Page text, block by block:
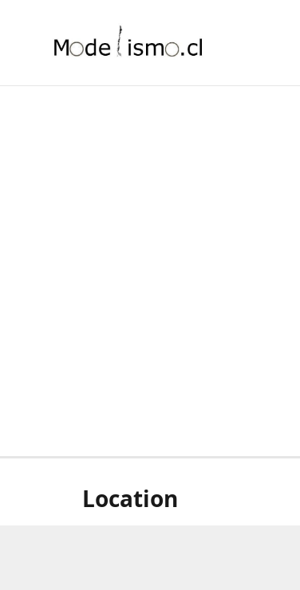
Location